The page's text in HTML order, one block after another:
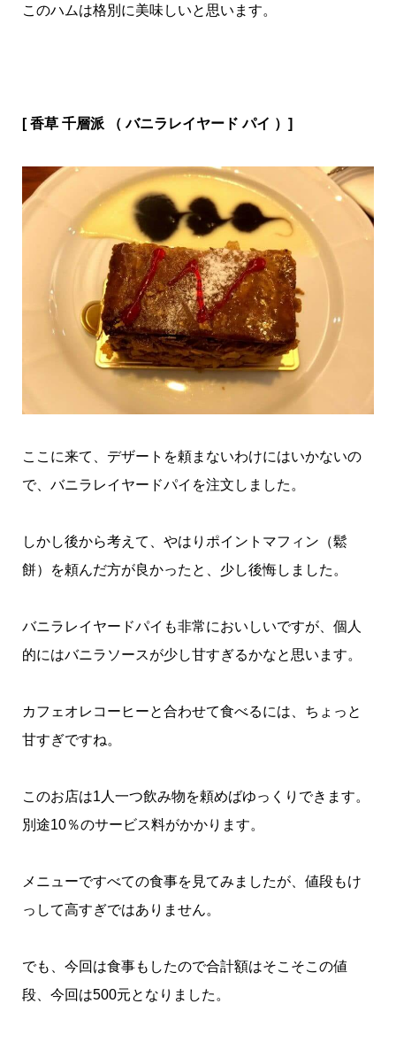
このハムは格別に美味しいと思います。
[ 香草 千層派 （ バニラレイヤード パイ ）]
ここに来て、デザートを頼まないわけにはいかないの
で、バニラレイヤードパイを注文しました。
しかし後から考えて、やはりポイントマフィン（鬆
餅）を頼んだ方が良かったと、少し後悔しました。
バニラレイヤードパイも非常においしいですが、個人
的にはバニラソースが少し甘すぎるかなと思います。
カフェオレコーヒーと合わせて食べるには、ちょっと
甘すぎですね。
このお店は1人一つ飲み物を頼めばゆっくりできます。
別途10％のサービス料がかかります。
メニューですべての食事を見てみましたが、値段もけ
っして高すぎではありません。
でも、今回は食事もしたので合計額はそこそこの値
段、今回は500元となりました。